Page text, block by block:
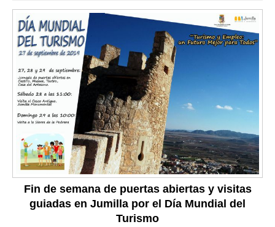
Fin de semana de puertas abiertas y visitas
guiadas en Jumilla por el Día Mundial del
Turismo